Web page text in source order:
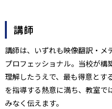
講師
講師は、いずれも映像翻訳・メ
プロフェッショナル。当校が構
理解したうえで、最も得意とす
を指導する熱意に満ち、教室で
みなく伝えます。​